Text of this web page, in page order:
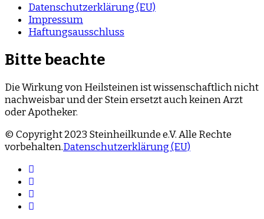
Datenschutzerklärung (EU)
Impressum
Haftungsausschluss
Bitte beachte
Die Wirkung von Heilsteinen ist wissenschaftlich nicht
nachweisbar und der Stein ersetzt auch keinen Arzt
oder Apotheker.
© Copyright 2023 Steinheilkunde e.V. Alle Rechte
vorbehalten.Datenschutzerklärung (EU)